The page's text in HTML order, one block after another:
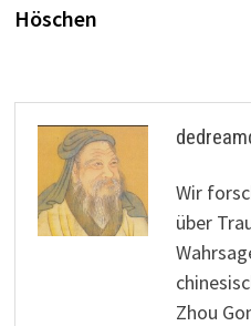
Höschen
Wir
über
Zhou